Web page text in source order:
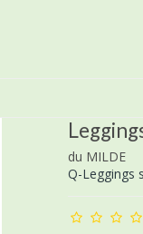
du MILDE
Q-Leggings